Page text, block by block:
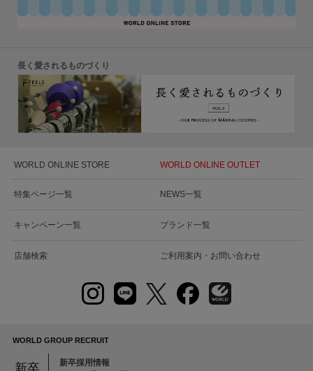
長く愛されるものづくり
WORLD ONLINE STORE WORLD ONLINE OUTLET
特集ページ一覧 NEWS一覧
キャンペーン一覧 ブランド一覧
店舗検索 ご利用案内・お問い合わせ
WORLD GROUP RECRUIT
新卒 新卒採用情報